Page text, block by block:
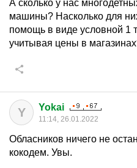
А сколько у нас
машины? Насколько для
помощь в виде условной 1
учитывая цены в
Y Yokai
11:14, 26.01.2022
Обласников ничего не
кокодем. Увы.